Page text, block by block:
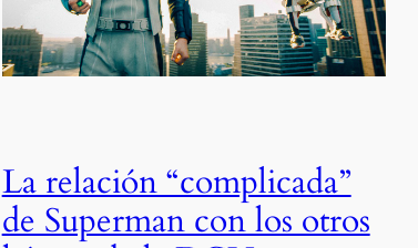
La relación “complicada”
de Superman con los otros